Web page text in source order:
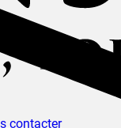
contacter